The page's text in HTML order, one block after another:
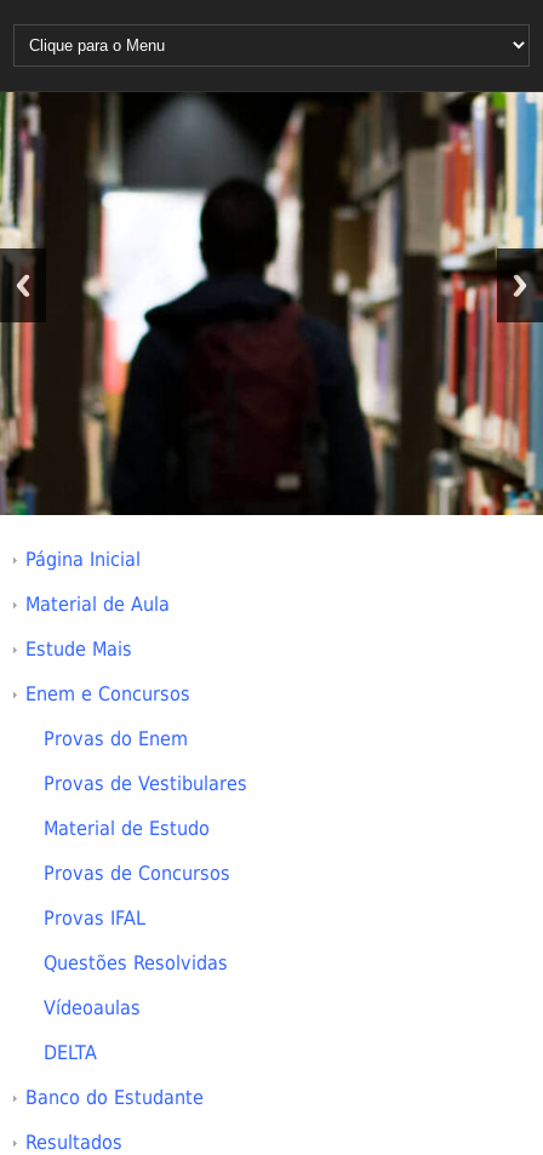
Página Inicial
Material de Aula
Estude Mais
Enem e Concursos
Provas do Enem
Provas de Vestibulares
Material de Estudo
Provas de Concursos
Provas IFAL
Questões Resolvidas
Vídeoaulas
DELTA
Banco do Estudante
Resultados